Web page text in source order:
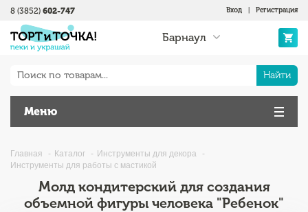
Вход Регистрация
Барнаул
8 (3852) 602-747
Найти
Меню
Главная Каталог
Инструменты для декора
Инструменты для работы с мастикой
Молд кондитерский для создания
объемной фигуры человека "Ребенок"